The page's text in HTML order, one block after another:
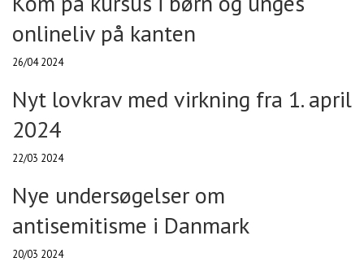
onlineliv på kanten
26/04 2024
Nyt lovkrav med virkning fra 1. april
2024
22/03 2024
Nye undersøgelser om
antisemitisme i Danmark
20/03 2024